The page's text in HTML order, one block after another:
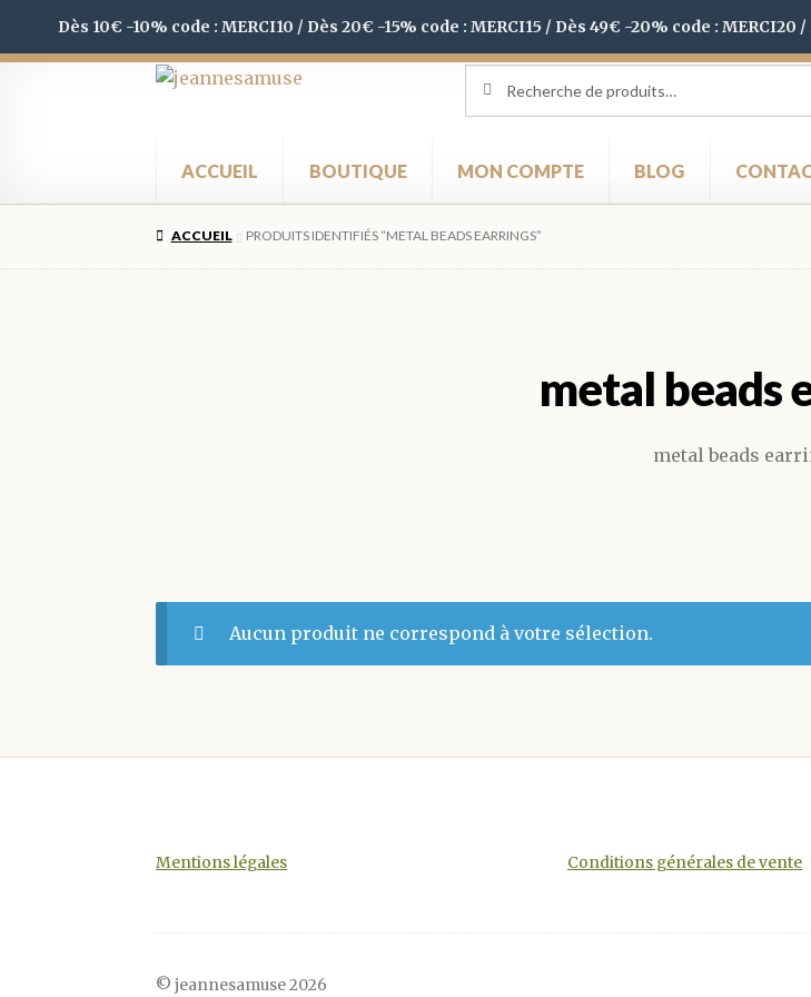
Dès 10€ -10% code : MERCI10 / Dès 20€ -15% code : MERCI15 / Dès 49€ -20% code :
Aller
navigation
Aller
pour :
ACCUEIL BOUTIQUE MON COMPTE BLOG
ACCUEIL PRODUITS IDENTIFIÉS “METAL BEADS EARRINGS”
metal beads
metal beads
Aucun produit ne correspond à votre sélection.
Mentions légales Conditions générales de vente
© jeannesamuse 2026